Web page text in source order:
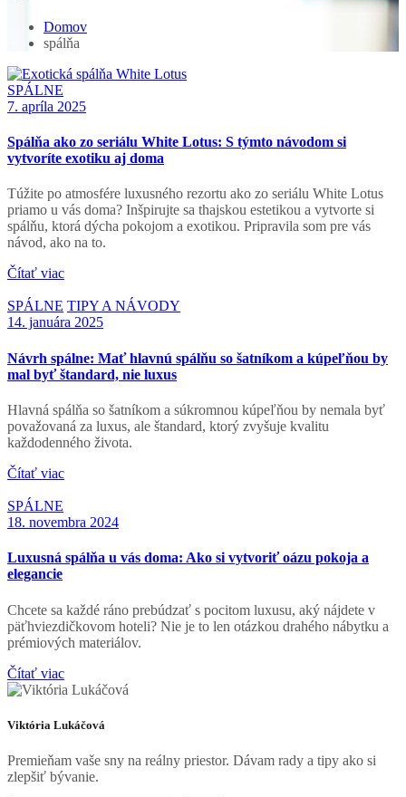
Domov
spálňa
SPÁLNE
7. apríla 2025
Spálňa ako zo seriálu White Lotus: S týmto návodom si
vytvoríte exotiku aj doma
Túžite po atmosfére luxusného rezortu ako zo seriálu White Lotus
priamo u vás doma? Inšpirujte sa thajskou estetikou a vytvorte si
spálňu, ktorá dýcha pokojom a exotikou. Pripravila som pre vás
návod, ako na to.
Čítať viac
SPÁLNE TIPY A NÁVODY
14. januára 2025
Návrh spálne: Mať hlavnú spálňu so šatníkom a kúpeľňou by
mal byť štandard, nie luxus
Hlavná spálňa so šatníkom a súkromnou kúpeľňou by nemala byť
považovaná za luxus, ale štandard, ktorý zvyšuje kvalitu
každodenného života.
Čítať viac
SPÁLNE
18. novembra 2024
Luxusná spálňa u vás doma: Ako si vytvoriť oázu pokoja a
elegancie
Chcete sa každé ráno prebúdzať s pocitom luxusu, aký nájdete v
päťhviezdičkovom hoteli? Nie je to len otázkou drahého nábytku a
prémiových materiálov.
Čítať viac
Viktória Lukáčová
Premieňam vaše sny na reálny priestor. Dávam rady a tipy ako si
zlepšiť bývanie.